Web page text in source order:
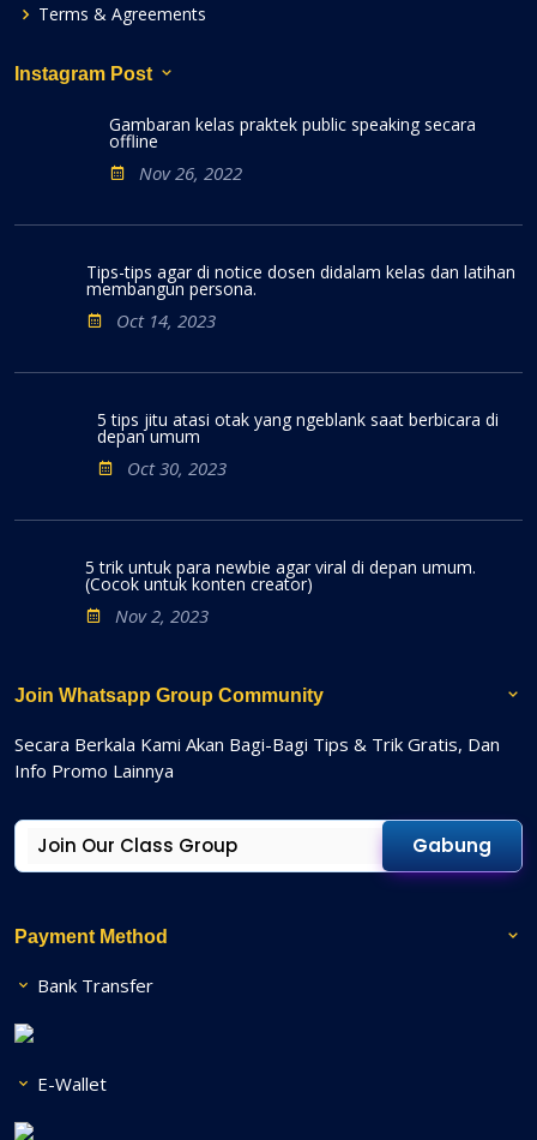
Terms & Agreements
Instagram Post
Gambaran kelas praktek public speaking secara
offline
Nov 26, 2022
Tips-tips agar di notice dosen didalam kelas dan latihan
membangun persona.
Oct 14, 2023
5 tips jitu atasi otak yang ngeblank saat berbicara di
depan umum
Oct 30, 2023
5 trik untuk para newbie agar viral di depan umum.
(Cocok untuk konten creator)
Nov 2, 2023
Join Whatsapp Group Community
Secara Berkala Kami Akan Bagi-Bagi Tips & Trik Gratis, Dan
Info Promo Lainnya
Gabung
Payment Method
Bank Transfer
E-Wallet